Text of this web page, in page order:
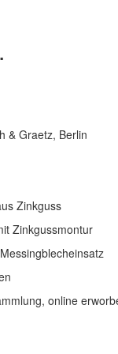
& Graetz, Berlin
Zinkguss
Zinkgussmontur
online